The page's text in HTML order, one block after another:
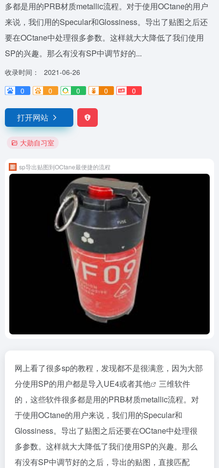
多都是用的PRB材质metallic流程。对于使用OCtane的用户
来说，我们用的Specular和Glossiness。导出了贴图之后还
要在OCtane中处理很多参数。这样就大大降低了我们使用
SP的兴趣。那么有没有SP中调节好的...
收录时间：
2021-06-26
0
0 0 0 0
打开网站
大勋自习室
sp导出贴图到OCtane最便捷的流程
网上看了很多sp的教程，发现都不是很满意，因为大部
分使用SP的用户都是导入UE4或者其他
三维软件
的，这些软件很多都是用的PRB材质metallic流程。对
于使用OCtane的用户来说，我们用的Specular和
Glossiness。导出了贴图之后还要在OCtane中处理很
多参数。这样就大大降低了我们使用SP的兴趣。那么
有没有SP中调节好的之后，导出的贴图，直接匹配